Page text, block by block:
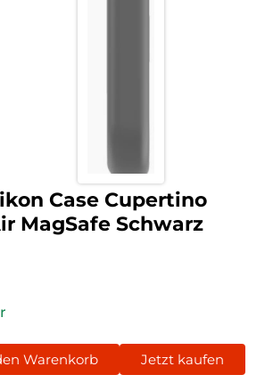
Case Cupertino
MagSafe Schwarz
Warenkorb Jetzt kaufen